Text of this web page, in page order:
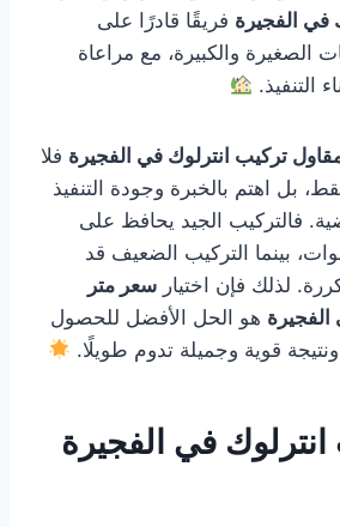
في الفجيرة فريقًا قادرًا على
الصغيرة والكبيرة، مع مراعاة
التنفيذ.
تركيب انترلوك في الفجيرة فلا
بل اهتم بالخبرة وجودة التنفيذ
فالتركيب الجيد يحافظ على
بينما التركيب الضعيف قد
لذلك فإن اختيار سعر متر
الفجيرة هو الحل الأفضل للحصول
قوية وجميلة تدوم طويلًا.
في الفجيرة